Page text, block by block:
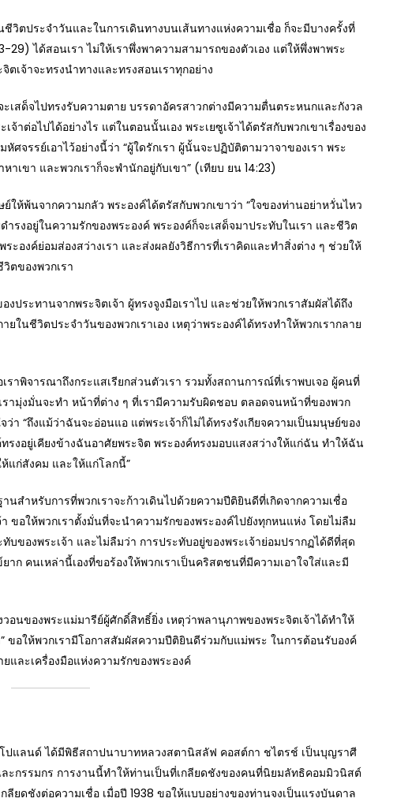
ประจำวันและในการเดินทางบนเส้นทางแห่งความเชื่อ ก็จะมีบางครั้งที่
29) ได้สอนเรา ไม่ให้เราพึ่งพาความสามารถของตัวเอง แต่ให้พึ่งพาพระ
ตเจ้าจะทรงนำทางและทรงสอนเราทุกอย่าง
ด็จไปทรงรับความตาย บรรดาอัครสาวกต่างมีความตื่นตระหนกและกังวล
จ้าต่อไปได้อย่างไร แต่ในตอนนั้นเอง พระเยซูเจ้าได้ตรัสกับพวกเขาเรื่องของ
จรรย์เอาไว้อย่างนี้ว่า “ผู้ใดรักเรา ผู้นั้นจะปฏิบัติตามวาจาของเรา พระ
าเขา และพวกเราก็จะพำนักอยู่กับเขา” (เทียบ ยน 14:23)
นจากความกลัว พระองค์ได้ตรัสกับพวกเขาว่า “ใจของท่านอย่าหวั่นไหว
ำรงอยู่ในความรักของพระองค์ พระองค์ก็จะเสด็จมาประทับในเรา และชีวิต
ะองค์ย่อมส่องสว่างเรา และส่งผลยังวิธีการที่เราคิดและทำสิ่งต่าง ๆ ช่วยให้
ตของพวกเรา
ทานจากพระจิตเจ้า ผู้ทรงจูงมือเราไป และช่วยให้พวกเราสัมผัสได้ถึง
ในชีวิตประจำวันของพวกเราเอง เหตุว่าพระองค์ได้ทรงทำให้พวกเรากลาย
พิจารณาถึงกระแสเรียกส่วนตัวเรา รวมทั้งสถานการณ์ที่เราพบเจอ ผู้คนที่
ามุ่งมั่นจะทำ หน้าที่ต่าง ๆ ที่เรามีความรับผิดชอบ ตลอดจนหน้าที่ของพวก
า “ถึงแม้ว่าฉันจะอ่อนแอ แต่พระเจ้าก็ไม่ได้ทรงรังเกียจความเป็นมนุษย์ของ
งอยู่เคียงข้างฉันอาศัยพระจิต พระองค์ทรงมอบแสงสว่างให้แก่ฉัน ทำให้ฉัน
แก่สังคม และให้แก่โลกนี้”
รับการที่พวกเราจะก้าวเดินไปด้วยความปีติยินดีที่เกิดจากความเชื่อ
ขอให้พวกเราตั้งมั่นที่จะนำความรักของพระองค์ไปยังทุกหนแห่ง โดยไม่ลืม
ของพระเจ้า และไม่ลืมว่า การประทับอยู่ของพระเจ้าย่อมปรากฏได้ดีที่สุด
คนเหล่านี้เองที่ขอร้องให้พวกเราเป็นคริสตชนที่มีความเอาใจใส่และมี
องพระแม่มารีย์ผู้ศักดิ์สิทธิ์ยิ่ง เหตุว่าพลานุภาพของพระจิตเจ้าได้ทำให้
ขอให้พวกเรามีโอกาสสัมผัสความปีติยินดีร่วมกับแม่พระ ในการต้อนรับองค์
และเครื่องมือแห่งความรักของพระองค์
นด์ ได้มีพิธีสถาปนาบาทหลวงสตานิสลัฟ คอสต์กา ชไตรช์ เป็นบุญราศี
กรรมกร การงานนี้ทำให้ท่านเป็นที่เกลียดชังของคนที่นิยมลัทธิคอมมิวนิสต์
ยดชังต่อความเชื่อ เมื่อปี 1938 ขอให้แบบอย่างของท่านจงเป็นแรงบันดาล